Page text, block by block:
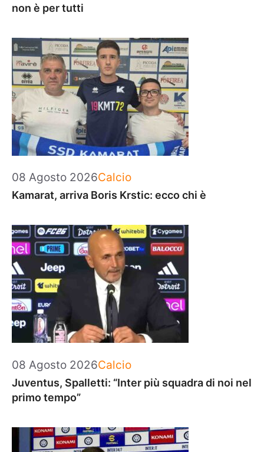
non è per tutti
08 Agosto 2026Categorie
Calcio
Kamarat, arriva Boris Krstic: ecco chi è
08 Agosto 2026Categorie
Calcio
Juventus, Spalletti: “Inter più squadra di noi nel
primo tempo”